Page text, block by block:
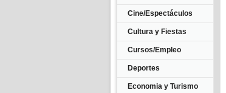
Cine/Espectáculos
Cultura y Fiestas
Cursos/Empleo
Deportes
Economia y Turismo